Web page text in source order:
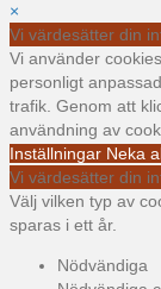
×
Vi värdesätter din
Vi använder
personligt
trafik. Genom att
användning av
Inställningar Neka
Vi värdesätter din
Välj vilken typ av
sparas i ett år.
Nödvändiga